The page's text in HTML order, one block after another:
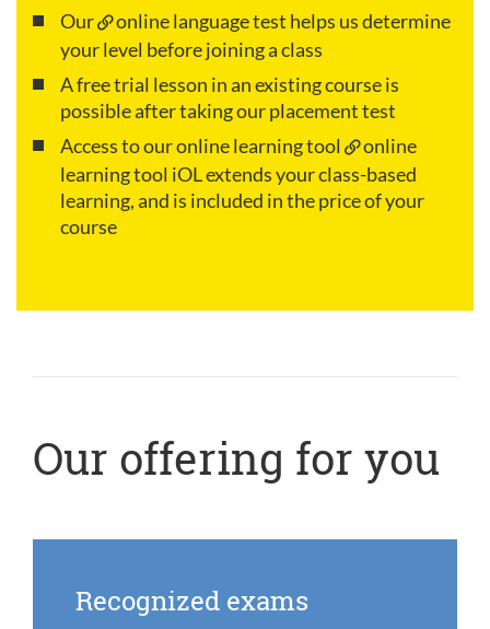
Our
online language test helps us determine
your level before joining a class
A free trial lesson in an existing course is
possible after taking our placement test
Access to our online learning tool
online
learning tool iOLextends your class-based
learning, and is included in the price of your
course
Our offering for you
Recognized exams